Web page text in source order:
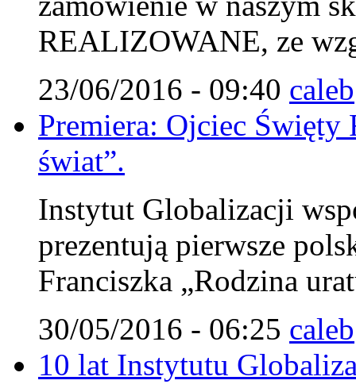
REALIZOWANE, ze
23/06/2016 - 09:40 caleb
Premiera: Ojciec Święty
świat”.
Instytut Globalizacji
prezentują pierwsze
Franciszka „Rodzina
30/05/2016 - 06:25 caleb
10 lat Instytutu